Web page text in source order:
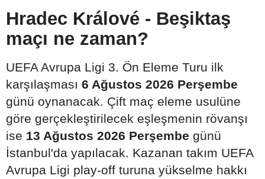
Hradec Králové - Beşiktaş
maçı ne zaman?
UEFA Avrupa Ligi 3. Ön Eleme Turu ilk
karşılaşması 6 Ağustos 2026 Perşembe
günü oynanacak. Çift maç eleme usulüne
göre gerçekleştirilecek eşleşmenin rövanşı
ise 13 Ağustos 2026 Perşembe günü
İstanbul'da yapılacak. Kazanan takım UEFA
Avrupa Ligi play-off turuna yükselme hakkı